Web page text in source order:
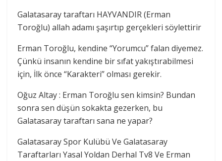
Galatasaray taraftarı HAYVANDIR (Erman
Toroğlu) allah adamı şaşırtıp gerçekleri söylettirir
Erman Toroğlu, kendine “Yorumcu” falan diyemez.
Çünkü insanın kendine bir sıfat yakıştırabilmesi
için, İlk önce “Karakteri” olması gerekir.
Oğuz Altay : Erman Toroğlu sen kimsin? Bundan
sonra sen düşün sokakta gezerken, bu
Galatasaray taraftarı sana ne yapar?
Galatasaray Spor Kulübü Ve Galatasaray
Taraftarları Yasal Yoldan Derhal Tv8 Ve Erman